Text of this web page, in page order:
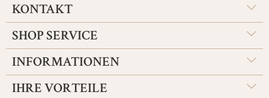
KONTAKT
SHOP SERVICE
INFORMATIONEN
IHRE VORTEILE